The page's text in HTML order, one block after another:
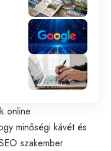
online
minőségi kávét és
szakember